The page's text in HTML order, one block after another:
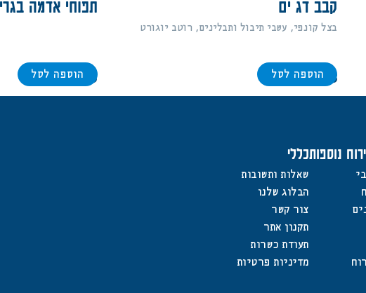
קבב דג ים
בצל קונפי, עשבי תיבול ותבלינים, רוטב יוגורט
288הוספה לסל
תפוחי אדמה
98הוספה לסל
נוספותכללי
שאלות ותשובות
הבלוג שלנו
צור קשר
תקנון אתר
תעודת כשרות
מדיניות פרטיות